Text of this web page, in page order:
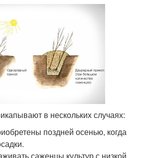
в нескольких случаях:
поздней осенью, когда